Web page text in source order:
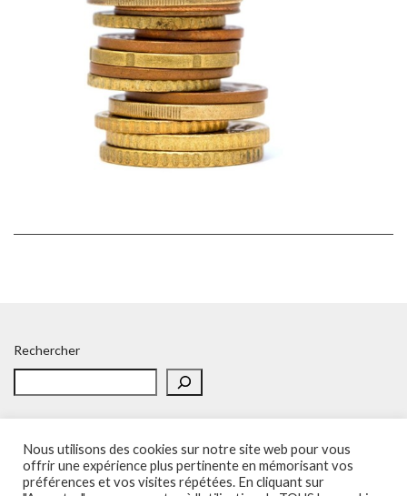
Rechercher
Accueil Politique de confidentialité Adhésion Contacts
Nous utilisons des cookies sur notre site web pour vous
offrir une expérience plus pertinente en mémorisant vos
préférences et vos visites répétées. En cliquant sur